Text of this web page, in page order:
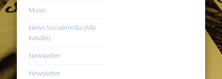
Music
News Socialmedia (Alle
Kanäle)
Newsletter
Newsletter